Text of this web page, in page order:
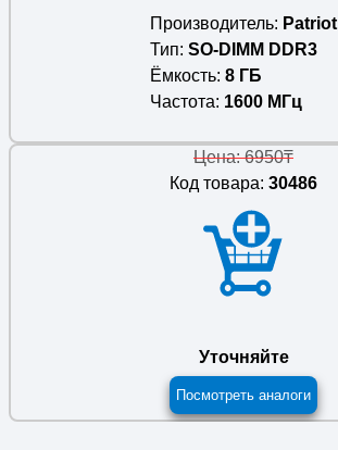
Производитель
Patriot
Тип SO-DIMM DDR3
Ёмкость 8 ГБ
Частота 1600 МГц
Цена: 6950₸
Код товара: 30486
Уточняйте
Посмотреть аналоги